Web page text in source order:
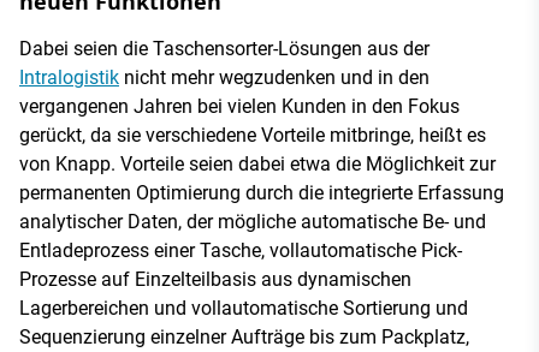
Dabei seien die Taschensorter-Lösungen aus der
Intralogistik nicht mehr wegzudenken und in den
vergangenen Jahren bei vielen Kunden in den Fokus
gerückt, da sie verschiedene Vorteile mitbringe, heißt es
von Knapp. Vorteile seien dabei etwa die Möglichkeit zur
permanenten Optimierung durch die integrierte Erfassung
analytischer Daten, der mögliche automatische Be- und
Entladeprozess einer Tasche, vollautomatische Pick-
Prozesse auf Einzelteilbasis aus dynamischen
Lagerbereichen und vollautomatische Sortierung und
Sequenzierung einzelner Aufträge bis zum Packplatz,